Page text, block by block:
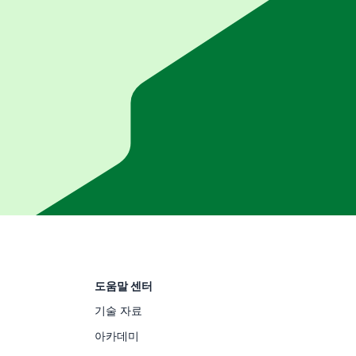
도움말 센터
기술 자료
아카데미